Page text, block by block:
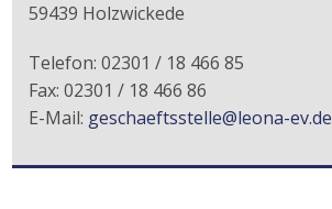
59439 Holzwickede
Telefon: 02301 / 18 466 85
Fax: 02301 / 18 466 86
E-Mail: geschaeftsstelle@leona-ev.de